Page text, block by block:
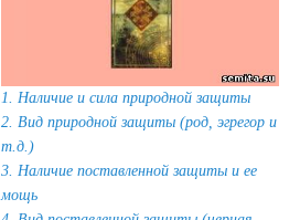
1. Наличие и сила природной защиты
2. Вид природной защиты (род, эгрегор и
т.д.)
3. Наличие поставленной защиты и ее
мощь